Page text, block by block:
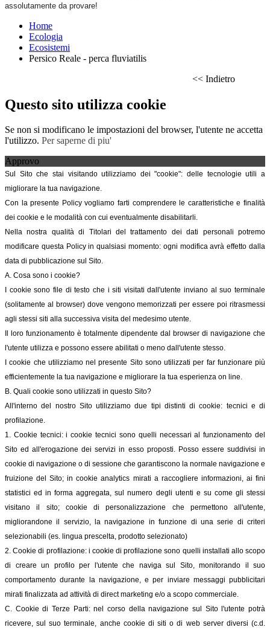
assolutamente da provare!
Home
Ecologia
Ecosistemi
Persico Reale - perca fluviatilis
<< Indietro
Questo sito utilizza cookie
Se non si modificano le impostazioni del browser, l'utente ne accetta
l'utilizzo. Per saperne di piu'
Approvo
Sul Sito che stai visitando utilizziamo dei "cookie": delle tecnologie utili a
migliorare la tua navigazione.
Con la presente Policy vogliamo farti comprendere le caratteristiche e finalità
dei cookie e le modalità con cui eventualmente disabilitarli.
Nella nostra qualità di Titolari del trattamento dei dati personali potremo
modificare questa Policy in qualsiasi momento: ogni modifica avrà effetto dalla
data di pubblicazione sul Sito.
A. Cosa sono i cookie?
I cookie sono file di testo che i siti visitati dall'utente inviano al suo terminale
(solitamente al browser) dove vengono memorizzati per essere poi ritrasmessi
agli stessi siti alla successiva visita del medesimo utente.
Il loro funzionamento è totalmente dipendente dal browser di navigazione che
l'utente utilizza e possono essere abilitati o meno dall'utente stesso.
I cookie che utilizziamo nel presente Sito sono utilizzati per far funzionare più
efficientemente la tua navigazione e migliorare la tua esperienza on line.
B. Quali cookie sono utilizzati in questo Sito?
All'interno del nostro Sito utilizziamo due tipi distinti di cookie: tecnici e di
profilazione.
1. Cookie tecnici: i cookie tecnici sono quelli necessari al funzionamento del
Sito ed all'erogazione dei servizi in esso proposti. Posso essere suddivisi in
cookie di navigazione o di sessione che garantiscono la normale navigazione e
fruizione del Sito; in cookie analytics mirati a raccogliere informazioni, ai fini
statistici ed in forma aggregata, sul numero degli utenti e su come gli stessi
visitano il sito; cookie di personalizzazione che permettono all'utente,
migliorandone il servizio, la navigazione in funzione di una serie di criteri
selezionabili (es. lingua prescelta, prodotto selezionato)
2. Cookie di profilazione: i cookie di profilazione sono quelli installati allo scopo
di creare un profilo per l'utente che naviga sul Sito, monitorando il suo
comportamento durante la navigazione, e per inviare messaggi pubblicitari
mirati finalizzata ad attività di direct marketing e/o a scopo commerciale.
C. Cookie di Terze Parti: nel corso della navigazione sul Sito l'utente potrà
ricevere, sul suo terminale, anche cookie di siti o di web server diversi (c.d.